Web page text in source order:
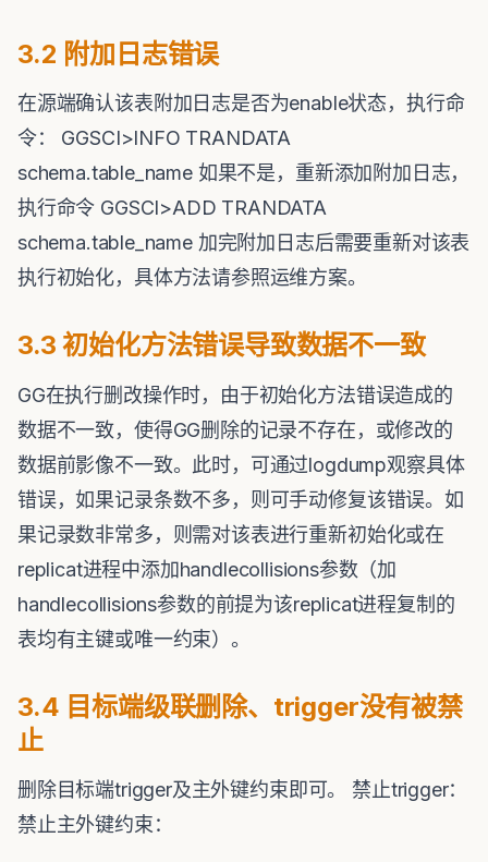
3.2 附加日志错误
在源端确认该表附加日志是否为enable状态，执行命
令： GGSCI>INFO TRANDATA
schema.table_name 如果不是，重新添加附加日志，
执行命令 GGSCI>ADD TRANDATA
schema.table_name 加完附加日志后需要重新对该表
执行初始化，具体方法请参照运维方案。
3.3 初始化方法错误导致数据不一致
GG在执行删改操作时，由于初始化方法错误造成的
数据不一致，使得GG删除的记录不存在，或修改的
数据前影像不一致。此时，可通过logdump观察具体
错误，如果记录条数不多，则可手动修复该错误。如
果记录数非常多，则需对该表进行重新初始化或在
replicat进程中添加handlecollisions参数（加
handlecollisions参数的前提为该replicat进程复制的
表均有主键或唯一约束）。
3.4 目标端级联删除、trigger没有被禁
止
删除目标端trigger及主外键约束即可。 禁止trigger：
禁止主外键约束：